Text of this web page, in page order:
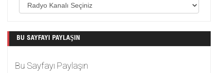
BU SAYFAYI PAYLAŞIN
Bu Sayfayı Paylaşın